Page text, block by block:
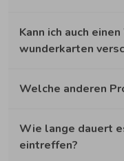
Kann ich auch
wunderkarten
Welche anderen
Wie lange dauert
eintreffen?